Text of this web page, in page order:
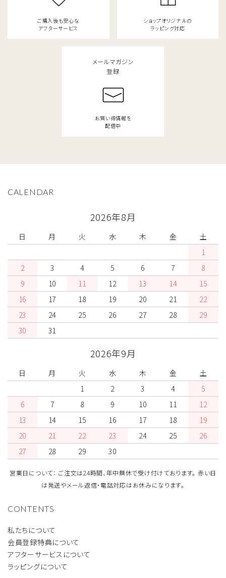
ご購入後も安心な
アフターサービス
ショップオリジナルの
ラッピング対応
メールマガジン
登録
お買い得情報を
配信中
CONTENTS
私たちについて
会員登録特典について
アフターサービスについて
ラッピングについて
CALENDAR
2026年8月
日 月 火 水 木 金
土
1
2
3 4 5 6 7
8
9
10 11 12 13 14
15
16
17 18 19 20 21
22
23
24 25 26 27 28
29
30
31
2026年9月
日 月 火 水 木 金
土
1
2 3 4
5
6
7 8 9 10 11
12
13
14 15 16 17 18
19
20
21 22 23 24 25
26
27
28 29 30
営業日について： ご注文は24時間、年中無休で受け付けております。 赤い日
は発送やメール返信・電話対応はお休みになります。